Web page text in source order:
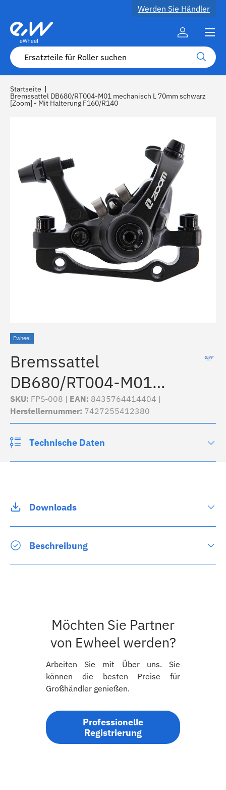
Zum Inhalt
Werden Sie Händler
Suche Suche
Konto
Startseite |
Bremssattel DB680/RT004-M01 mechanisch L 70mm schwarz
[Zoom] - Mit Halterung F160/R140
Ewheel
Bremssattel
DB680/RT004-M01
mechanisch L 70mm
schwarz [Zoom] - Mit
Halterung F160/R140
SKU: FPS-008 | EAN: 8435764414404 |
Herstellernummer: 7427255412380
Technische Daten
Downloads
Beschreibung
Möchten Sie Partner
von Ewheel werden?
Arbeiten Sie mit Über uns. Sie
können die besten Preise für
Großhändler genießen.
Professionelle
Registrierung